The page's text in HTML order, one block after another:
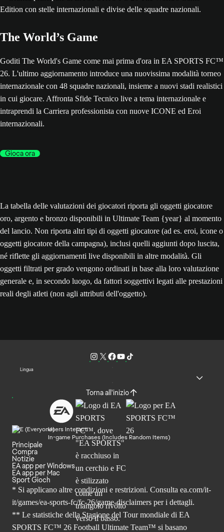
The World’s Game
Goditi The World's Game come mai prima d'ora in EA SPORTS FC™
26. L'ultimo aggiornamento introduce una nuovissima modalità torneo
internazionale con 48 squadre nazionali, insieme a nuovi stadi realistici
in cui giocare. Affronta Sfide Tecnico live a tema internazionale e
intraprendi la Carriera professionista con nuove ICONE ed Eroi
internazionali.
Gioca ora
La tabella delle valutazioni dei giocatori riporta gli oggetti giocatore
oro, argento e bronzo disponibili in Ultimate Team {year} al momento
del lancio. Non riporta altri tipi di oggetti giocatore (ad es. eroi, icone o
oggetti giocatore della campagna), inclusi quelli aggiunti dopo luscita,
né riflette gli aggiornamenti live disponibili in altre modalità. Gli
oggetti filtrati per grado vengono ordinati in base alla loro valutazione
generale e, in secondo luogo, da fattori soggettivi legati alle prestazioni
reali degli atleti (non agli attributi dell'oggetto).
Lingua
Torna all'inizio
Users Interact
In-game Purchases (Includes Random Items)
Principale
Compra
Notizie
EA app per Windows
EA app per Mac
Sport Gioch
* Si applicano altre condizioni e restrizioni. Consulta ea.com/it-
it/games/ea-sports-fc/fc-26/game-disclaimers per i dettagli.
** Le statistiche della Stagione del Tour mondiale di EA
SPORTS FC™ 26 Football Ultimate Team™ si basano